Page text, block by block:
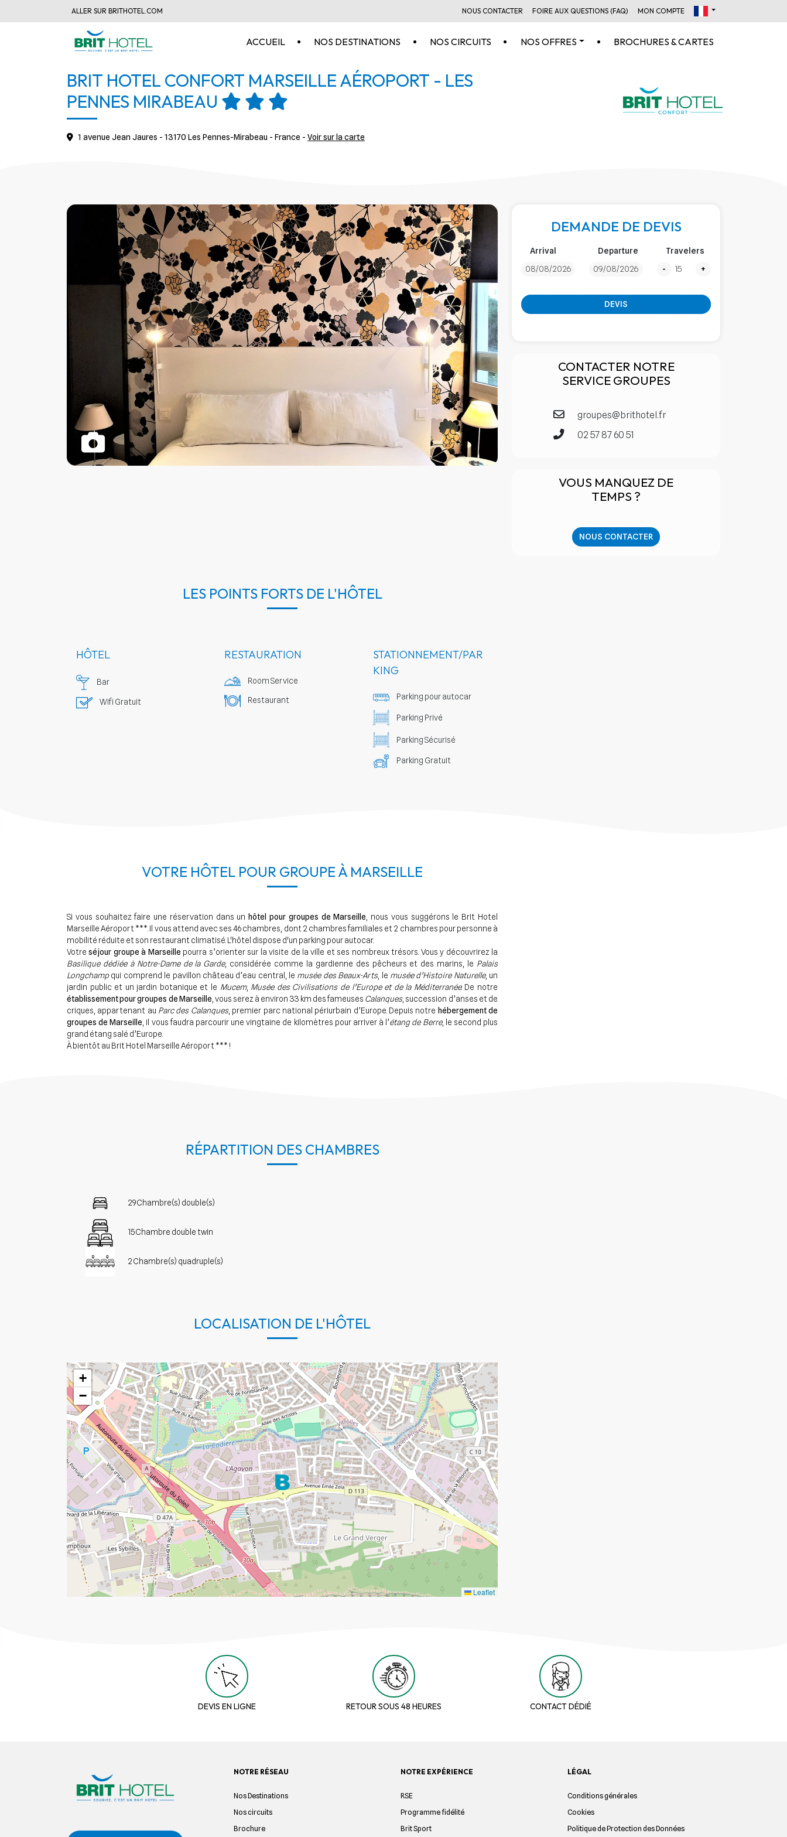
ALLER SUR BRITHOTEL.COM NOUS CONTACTER FOIRE AUX QUESTIONS (FAQ) MON COMPTE
ACCUEIL NOS DESTINATIONS NOS CIRCUITS NOS OFFRES BROCHURES & CARTES
BRIT HOTEL CONFORT MARSEILLE AÉROPORT - LES
PENNES MIRABEAU
1 avenue Jean Jaures - 13170 Les Pennes-Mirabeau - France - Voir sur la carte
DEMANDE DE DEVIS
Arrival Departure
Travelers
-
+
DEVIS
CONTACTER NOTRE
SERVICE GROUPES
groupes@brithotel.fr
02 57 87 60 51
VOUS MANQUEZ DE
TEMPS ?
NOUS CONTACTER
LES POINTS FORTS DE L'HÔTEL
HÔTEL
Bar
Wifi Gratuit
RESTAURATION
Room Service
Restaurant
STATIONNEMENT/PAR
KING
Parking pour autocar
Parking Privé
Parking Sécurisé
Parking Gratuit
VOTRE HÔTEL POUR GROUPE À MARSEILLE
Si vous souhaitez faire une réservation dans unhôtel pour groupes de Marseille , nous vous suggérons le Brit Hotel
Marseille Aéroport ***. Il vous attend avec ses 46 chambres, dont 2 chambres familiales et 2 chambres pour personne à
mobilité réduite et son restaurant climatisé. L'hôtel dispose d'un parking pour autocar.
Votreséjour groupe à Marseille pourra s’orienter sur la visite de la ville et ses nombreux trésors. Vous y découvrirez la
Basilique dédiée à Notre-Dame de la Garde, considérée comme la gardienne des pêcheurs et des marins, le Palais
Longchampqui comprend le pavillon château d’eau central, le musée des Beaux-Arts , le musée d’Histoire Naturelle, un
jardin public et un jardin botanique et le Mucem, Musée des Civilisations de l’Europe et de la Méditerranée. De notre
établissement pour groupes de Marseille , vous serez à environ 33 km des fameuses Calanques , succession d’anses et de
criques, appartenant au Parc des Calanques, premier parc national périurbain d’Europe. Depuis notre hébergement de
groupes de Marseille , il vous faudra parcourir une vingtaine de kilomètres pour arriver à l’étang de Berre, le second plus
grand étang salé d’Europe.
À bientôt au Brit Hotel Marseille Aéroport *** !
RÉPARTITION DES CHAMBRES
29 Chambre(s) double(s)
15 Chambre double twin
2 Chambre(s) quadruple(s)
LOCALISATION DE L'HÔTEL
+
−
Leaflet
DEVIS EN LIGNE RETOUR SOUS 48 HEURES CONTACT DÉDIÉ
NOTRE RÉSEAU
Nos Destinations
Nos circuits
Brochure
NOTRE EXPÉRIENCE
RSE
Programme fidélité
Brit Sport
LÉGAL
Conditions générales
Cookies
Politique de Protection des Données